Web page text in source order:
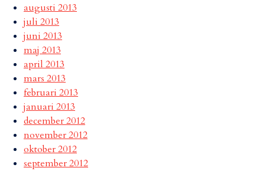
augusti 2013
juli 2013
juni 2013
maj 2013
april 2013
mars 2013
februari 2013
januari 2013
december 2012
november 2012
oktober 2012
september 2012